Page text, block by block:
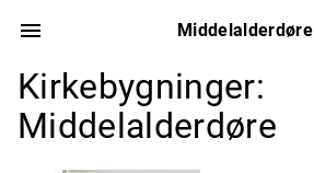
Middelalderdøre
Kirkebygninger:
Middelalderdøre